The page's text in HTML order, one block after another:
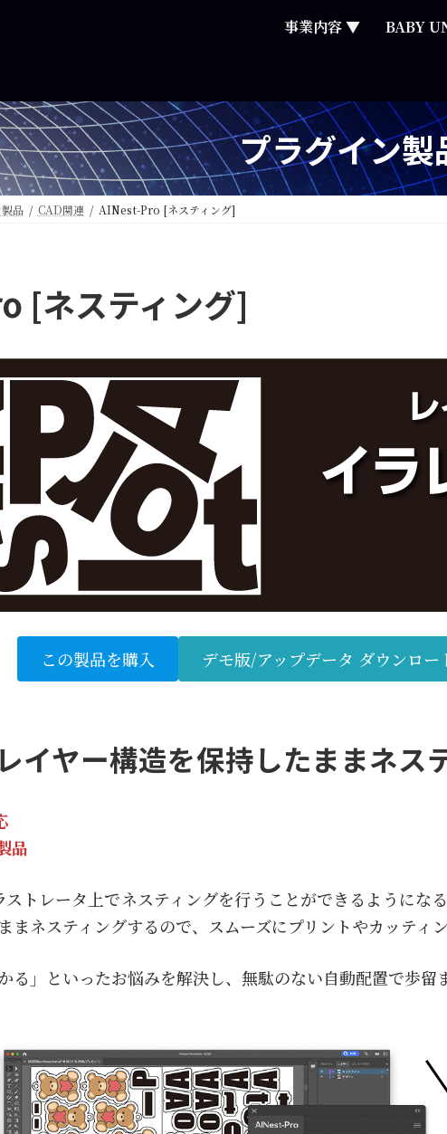
事業内容 ▼ BABY
プラグイン製
品 CAD関連 AINest-Pro [ネスティング]
[ネスティング]
この製品を購入 デモ版/アップデータ ダウンロー
イヤー構造を保持したままネス
品
トレータ上でネスティングを行うことができるようにな
まネスティングするので、スムーズにプリントやカッティ
る」といったお悩みを解決し、無駄のない自動配置で歩留